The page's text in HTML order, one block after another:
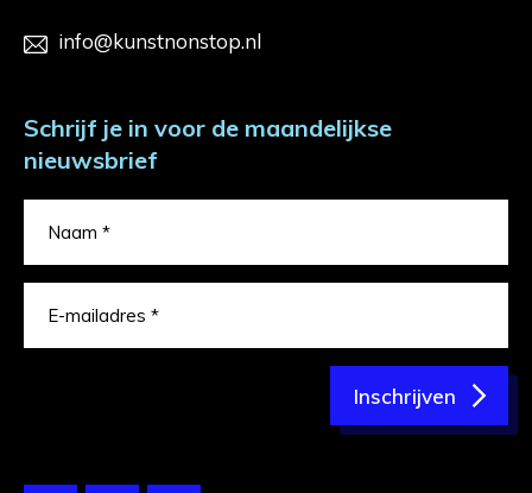
info@kunstnonstop.nl
Schrijf je in voor de maandelijkse
nieuwsbrief
Inschrijven